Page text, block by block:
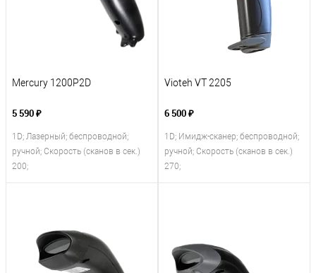
Mercury 1200P2D
5 590 ₽
1D; Лазерный; беспроводной;
ручной; Скорость (сканов в сек.)
200;
Vioteh VT 2205
6 500 ₽
1D; Имидж-сканер; беспроводной;
ручной; Скорость (сканов в сек.)
270;